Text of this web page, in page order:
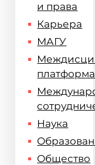
и права
Карьера
МАГУ
платформа
Наука
Общество